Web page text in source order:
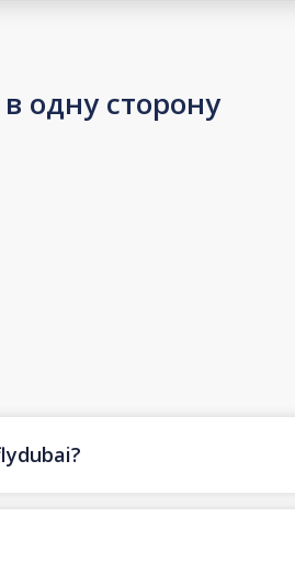
одну сторону